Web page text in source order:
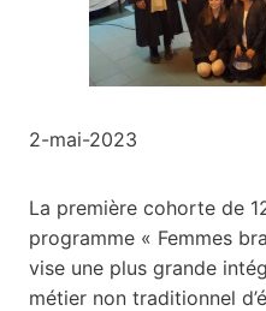
2-mai-2023
La première cohorte de
programme « Femmes
vise une plus grande
métier non traditionnel